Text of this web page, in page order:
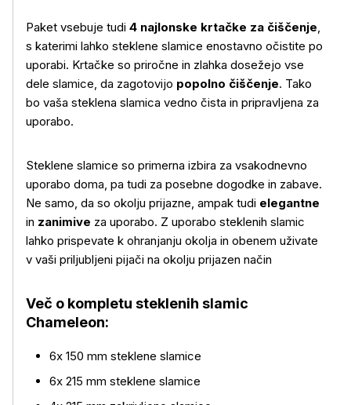
Več o izdelku
Paket vsebuje tudi 4 najlonske krtačke za čiščenje,
s katerimi lahko steklene slamice enostavno očistite po
uporabi. Krtačke so priročne in zlahka dosežejo vse
dele slamice, da zagotovijo popolno čiščenje. Tako
bo vaša steklena slamica vedno čista in pripravljena za
uporabo.
Steklene slamice so primerna izbira za vsakodnevno
uporabo doma, pa tudi za posebne dogodke in zabave.
Ne samo, da so okolju prijazne, ampak tudi elegantne
in zanimive za uporabo. Z uporabo steklenih slamic
lahko prispevate k ohranjanju okolja in obenem uživate
v vaši priljubljeni pijači na okolju prijazen način
Več o kompletu steklenih slamic
Chameleon:
6x 150 mm steklene slamice
6x 215 mm steklene slamice